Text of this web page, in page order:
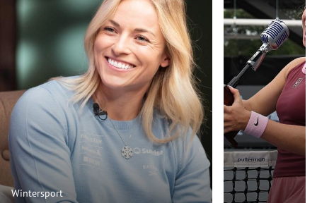
Wintersport